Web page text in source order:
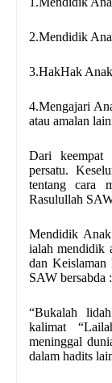
2.Mendidik
3.Hak­Hak
4.Mengajari
atau amalan
Dari keempat
persatu.
tentang cara
Rasulullah
Mendidik
ialah mendidik
dan Keislaman
SAW bersabda :
“Bukalah
kalimat
meninggal
dalam hadits